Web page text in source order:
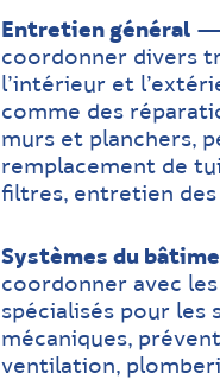
Entretien général —
coordonner divers
l’intérieur et
comme des
murs et planchers,
remplacement de
filtres, entretien
Systèmes du
coordonner avec
spécialisés pour les
mécaniques,
ventilation,